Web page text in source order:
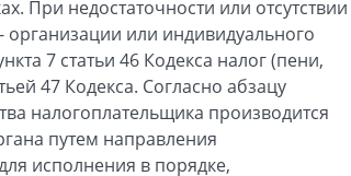
При недостаточности или отсутствии
организации или индивидуального
7 статьи 46 Кодекса налог (пени,
47 Кодекса. Согласно абзацу
налогоплательщика производится
путем направления
исполнения в порядке,